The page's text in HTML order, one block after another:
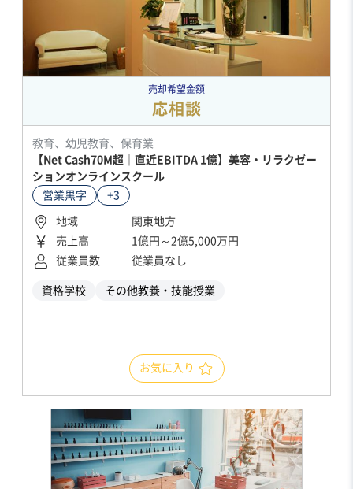
売却希望金額
応相談
教育、幼児教育、保育業
【Net Cash70M超｜直近EBITDA 1億】美容・リラクゼー
ションオンラインスクール
営業黒字
+3
地域
関東地方
売上高
1億円～2億5,000万円
従業員数
従業員なし
資格学校 その他教養・技能授業
お気に入り